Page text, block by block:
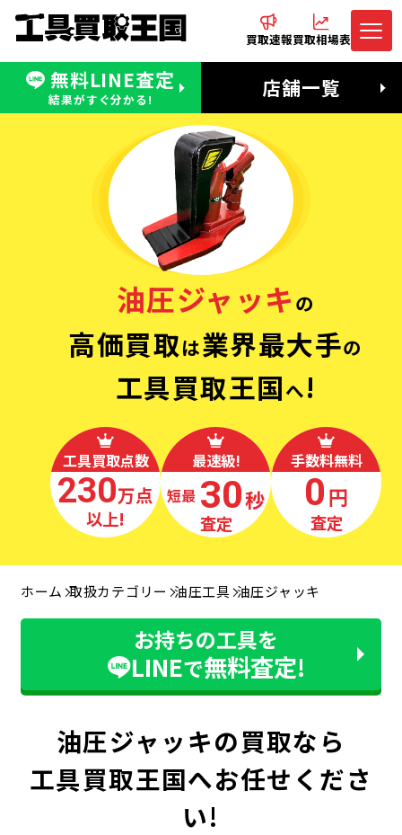
買取速報買取相場表
無料LINE査定
結果がすぐ分かる! 店舗一覧
無料LINE査定
受付：11:00〜19:00 木曜定休日
電話でお問合わせ
営業時間：11:00〜20:00
油圧ジャッキの
高価買取は業界最大手の
工具買取王国へ!
工具買取点数
230万点
以上!
最速級!
最短 30秒
査定
手数料無料
0円
査定
ホーム 取扱カテゴリー 油圧工具 油圧ジャッキ
お持ちの工具を
LINEで無料査定!
油圧ジャッキの買取なら
工具買取王国へお任せくださ
い!